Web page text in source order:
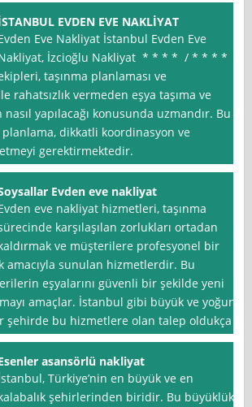
EVDEN EVE NAKLİYAT
Eve Nakliyat İstanbul Evden Eve
İzcioğlu Nakliyat * * * * / * * * *
taşınma planlaması ve
rahatsızlık vermeden eşya taşıma ve
yapılacağı konusunda uzmandır. Bu
dikkatli koordinasyon ve
gerektirmektedir.
Evden eve nakliyat
eve nakliyat hizmetleri, taşınma
karşılaşılan zorlukları ortadan
ve müşterilere profesyonel bir
amacıyla sunulan hizmetlerdir. Bu
eşyalarını güvenli bir şekilde yeni
amaçlar. İstanbul gibi büyük ve yoğun
şehirde bu hizmetlere olan talep oldukça
asansörlü nakliyat
Türkiye’nin en büyük ve en
şehirlerinden biridir. Bu büyüklük